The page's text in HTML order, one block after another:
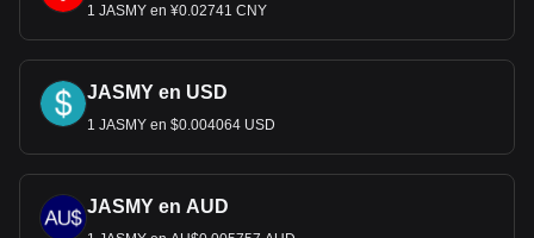
1 JASMY en ¥0.02741 CNY
JASMY en USD
1 JASMY en $0.004064 USD
JASMY en AUD